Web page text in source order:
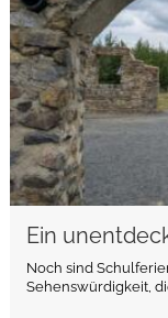
Ein
Noch sind
Sehenswürdigkeit,